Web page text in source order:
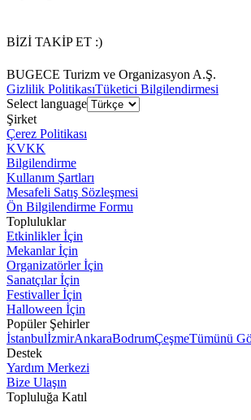
BİZİ TAKİP ET :)
BUGECE Turizm ve Organizasyon A.Ş.
Gizlilik PolitikasıTüketici Bilgilendirmesi
Select language
Şirket
Çerez Politikası
KVKK
Bilgilendirme
Kullanım Şartları
Mesafeli Satış Sözleşmesi
Ön Bilgilendirme Formu
Topluluklar
Etkinlikler İçin
Mekanlar İçin
Organizatörler İçin
Sanatçılar İçin
Festivaller İçin
Halloween İçin
Popüler Şehirler
İstanbulİzmirAnkaraBodrumÇeşmeTümünü
Destek
Yardım Merkezi
Bize Ulaşın
Topluluğa Katıl